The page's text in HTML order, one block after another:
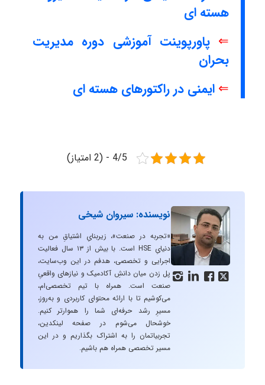
هسته ای
⇐پاورپوینت آموزشی دوره مدیریت
بحران
⇐ ایمنی در راکتورهای هسته ای
4/5 - (2 امتیاز)
   
نویسنده: سیروان شیخی
«تجربه در صنعت»، زیربنایِ اشتیاقِ من به
دنیایِ HSE است. با بیش از ۱۳ سال فعالیت
اجرایی و تخصصی، هدفم در این وب‌سایت،
پل زدن میان دانشِ آکادمیک و نیازهای واقعیِ
صنعت است. همراه با تیم تخصصی‌ام،
می‌کوشیم تا با ارائه محتوای کاربردی و به‌روز،
مسیرِ رشد حرفه‌ای شما را هموارتر کنیم.
خوشحال می‌شوم در صفحه لینکدین،
تجربیاتمان را به اشتراک بگذاریم و در این
مسیر تخصصی همراه هم باشیم.